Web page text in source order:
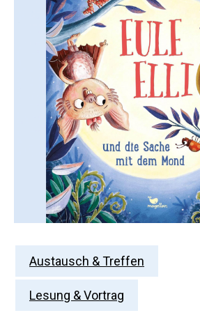
Austausch & Treffen
Lesung & Vortrag